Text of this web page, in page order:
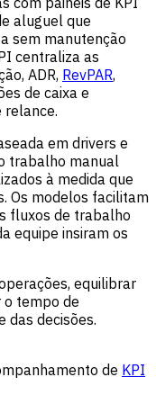
aluguel que
sem manutenção
centraliza as
ADR, RevPAR,
de caixa e
relance.
em drivers e
trabalho manual
à medida que
Os modelos facilitam
fluxos de trabalho
equipe insiram os
equilibrar
tempo de
das decisões.
de KPI